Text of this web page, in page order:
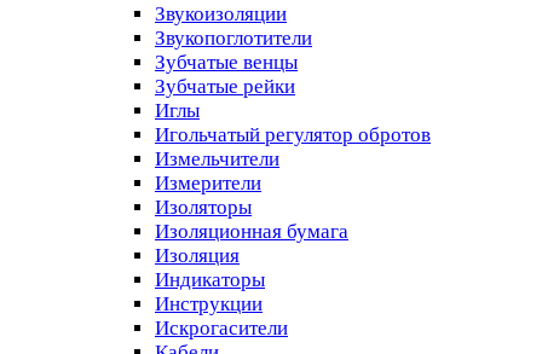
Звукоизоляции
Звукопоглотители
Зубчатые венцы
Зубчатые рейки
Иглы
Игольчатый регулятор обротов
Измельчители
Измерители
Изоляторы
Изоляционная бумага
Изоляция
Индикаторы
Инструкции
Искрогасители